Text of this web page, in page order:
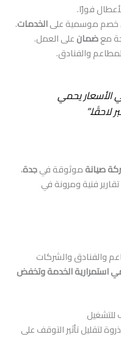
خصم موسمية علىالخدمات.
معضمانعلى العمل.
والفنادق.
الأسعار يحمي
لاحقًا.”
صيانةموثوقة فيجدة،
فنية ومرونة في
والفنادق والشركات
استمرارية الخدمة وتخفض
لتقليل تأثير التوقف على